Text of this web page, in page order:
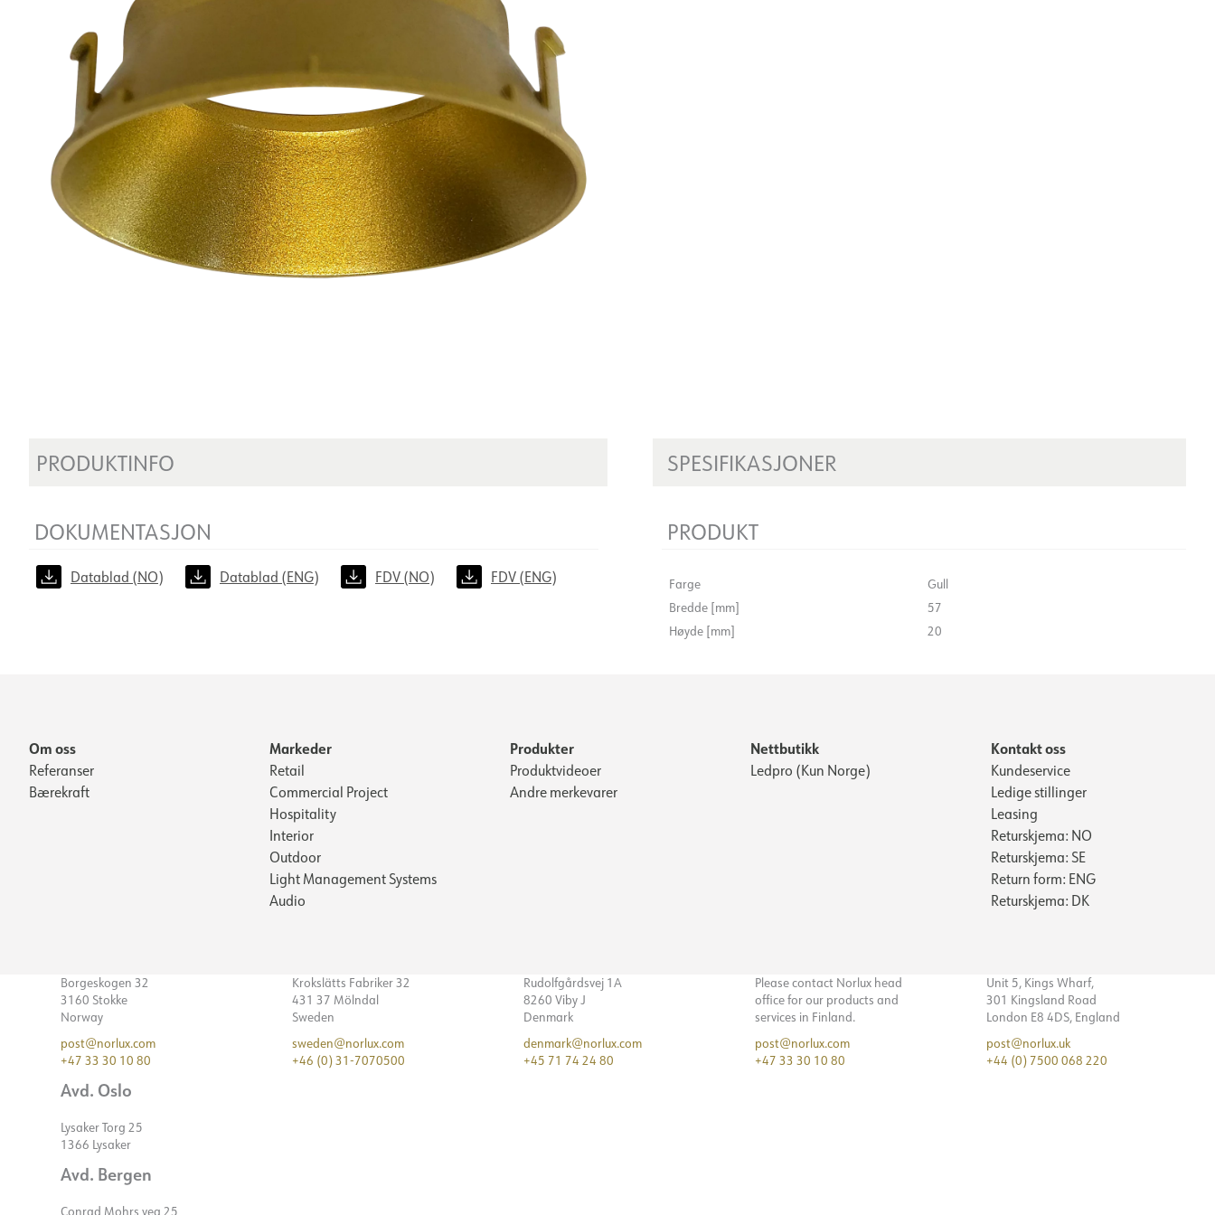
PRODUKTINFO
DOKUMENTASJON
Datablad (NO) Datablad (ENG) FDV (NO) FDV (ENG)
SPESIFIKASJONER
PRODUKT
Farge
Gull
Bredde [mm]
57
Høyde [mm]
20
Om oss
Referanser
Bærekraft
Markeder
Retail
Commercial Project
Hospitality
Interior
Outdoor
Light Management Systems
Audio
Produkter
Produktvideoer
Andre merkevarer
Nettbutikk
Ledpro (Kun Norge)
Kontakt oss
Kundeservice
Ledige stillinger
Leasing
Returskjema: NO
Returskjema: SE
Return form: ENG
Returskjema: DK
Borgeskogen 32
3160 Stokke
Norway
post@norlux.com
+47 33 30 10 80
Avd. Oslo
Lysaker Torg 25
1366 Lysaker
Avd. Bergen
Conrad Mohrs veg 25
Krokslätts Fabriker 32
431 37 Mölndal
Sweden
sweden@norlux.com
+46 (0) 31-7070500
Rudolfgårdsvej 1A
8260 Viby J
Denmark
denmark@norlux.com
+45 71 74 24 80
Please contact Norlux head
office for our products and
services in Finland.
post@norlux.com
+47 33 30 10 80
Unit 5, Kings Wharf,
301 Kingsland Road
London E8 4DS, England
post@norlux.uk
+44 (0) 7500 068 220